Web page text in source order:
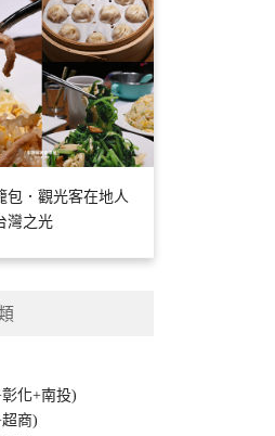
包．觀光客在地人
灣之光
化+南投)
商)